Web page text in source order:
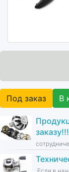
Под заказ В
заказу!!!